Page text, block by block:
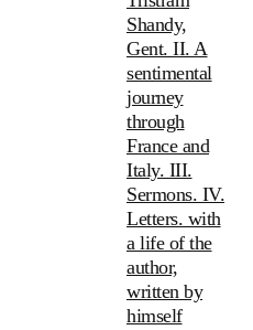
Shandy,
Gent. II. A
sentimental
journey
through
France and
Italy. III.
Sermons. IV.
Letters. with
a life of the
author,
written by
himself